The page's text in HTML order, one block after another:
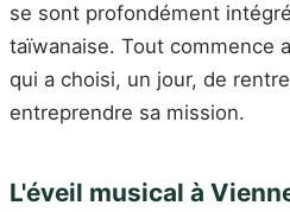
se sont profondément
taïwanaise. Tout commence
qui a choisi, un jour, de
entreprendre sa mission.
L'éveil musical à